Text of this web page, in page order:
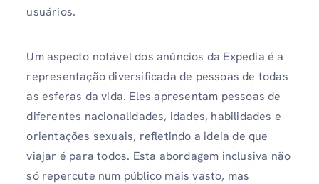
usuários.
Um aspecto notável dos anúncios da Expedia é a
representação diversificada de pessoas de todas
as esferas da vida. Eles apresentam pessoas de
diferentes nacionalidades, idades, habilidades e
orientações sexuais, refletindo a ideia de que
viajar é para todos. Esta abordagem inclusiva não
só repercute num público mais vasto, mas